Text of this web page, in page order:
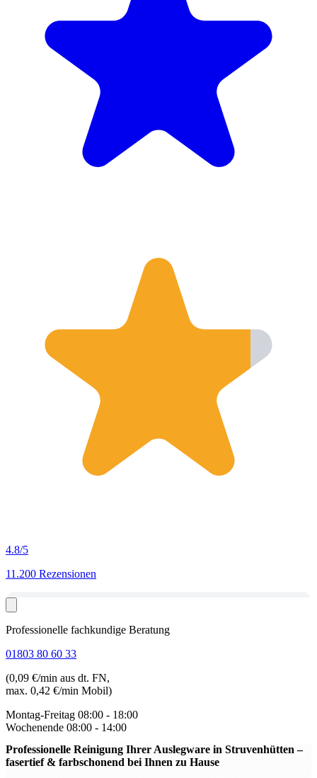
4.8/5
11.200 Rezensionen
Professionelle fachkundige Beratung
01803 80 60 33
(0,09 €/min aus dt. FN,
max. 0,42 €/min Mobil)
Montag-Freitag 08:00 - 18:00
Wochenende 08:00 - 14:00
Professionelle Reinigung Ihrer Auslegware in Struvenhütten–
fasertief & farbschonend bei Ihnen zu Hause